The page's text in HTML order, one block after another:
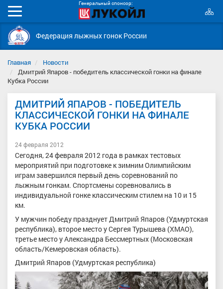
Генеральный спонсор:
Мобильное
меню
Федерация лыжных гонок России
Главная
Новости
Дмитрий Япаров - победитель классической гонки на финале
Кубка России
ДМИТРИЙ ЯПАРОВ - ПОБЕДИТЕЛЬ
КЛАССИЧЕСКОЙ ГОНКИ НА ФИНАЛЕ
КУБКА РОССИИ
24 февраля 2012
Сегодня, 24 февраля 2012 года в рамках тестовых
мероприятий при подготовке к зимним Олимпийским
играм завершился первый день соревнований по
лыжным гонкам. Спортсмены соревновались в
индивидуальной гонке классическим стилем на 10 и 15
км.
У мужчин победу празднует Дмитрий Япаров (Удмуртская
республика), второе место у Сергея Турышева (ХМАО),
третье место у Александра Бессмертных (Московская
область/Кемеровская область).
Дмитрий Япаров (Удмуртская республика)